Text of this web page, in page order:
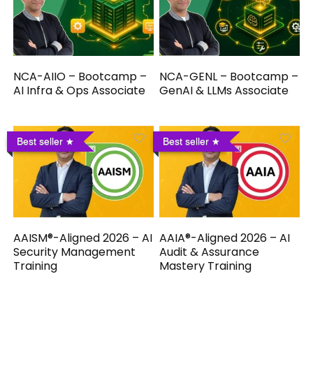
NCA-AIIO – Bootcamp –
AI Infra & Ops Associate
NCA-GENL – Bootcamp –
GenAI & LLMs Associate
Best seller
AAISM®-Aligned 2026 – AI
Security Management
Training
Best seller
AAIA®-Aligned 2026 – AI
Audit & Assurance
Mastery Training